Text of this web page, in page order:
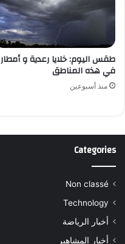
طقس اليوم: خلايا رعدية و أمطار
في هذه المناطق
منذ أسبوعين
Categories
Non classé
Technology
أخبار الرياضة
أخبار المشاهير